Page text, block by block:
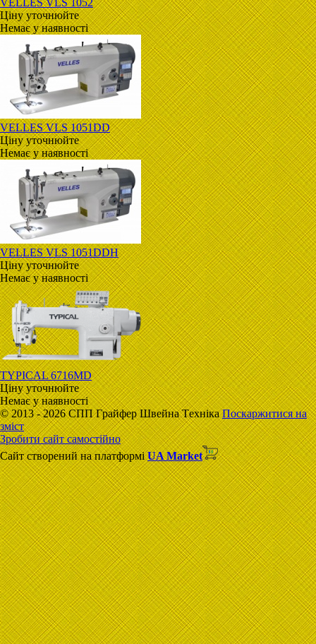
Ціну уточнюйте
Немає у наявності
VELLES VLS 1051DD
Ціну уточнюйте
Немає у наявності
VELLES VLS 1051DDH
Ціну уточнюйте
Немає у наявності
TYPICAL 6716MD
Ціну уточнюйте
Немає у наявності
© 2013 - 2026 CПП Гpaйфep Швeйна Тexнiка Поскаржитися на
зміст
Зробити сайт самостійно
Сайт створений на платформіUA Market